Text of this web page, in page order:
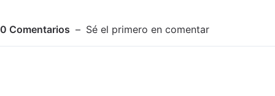
0 Comentarios Sé el primero en comentar